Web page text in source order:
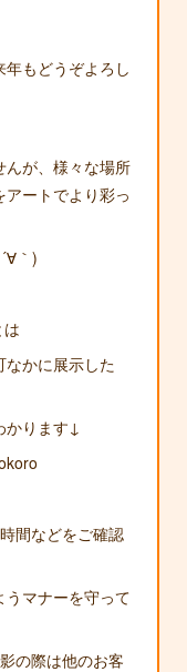
もどうぞよろし
んが、様々な場所
ートでより彩っ
｀)
かに展示した
かります↓
間などをご確認
マナーを守って
の際は他のお客